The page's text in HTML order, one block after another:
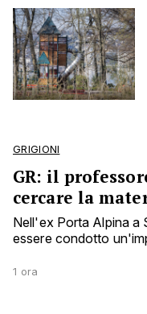
GRIGIONI
GR: il
cercare la
Nell'ex Porta Alpina a
essere condotto
1 ora